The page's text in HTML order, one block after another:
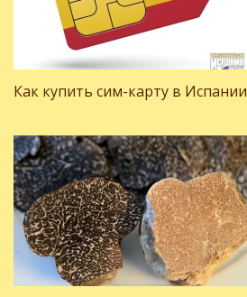
Как купить сим-карту в Испании